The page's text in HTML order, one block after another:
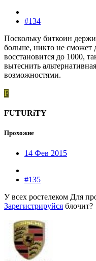
#134
Поскольку биткоин
больше, никто не сможет
восстановится до 1000,
вытеснить
возможностями.
F
FUTURiTY
Прохожие
14 Фев 2015
#135
У всех ростелеком Для
Зарегистрируйся блочит?